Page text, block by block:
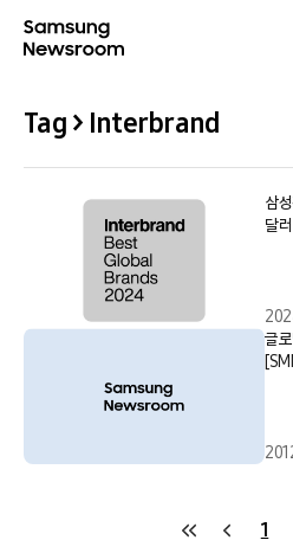
Tag > Interbrand
삼
달
글
1